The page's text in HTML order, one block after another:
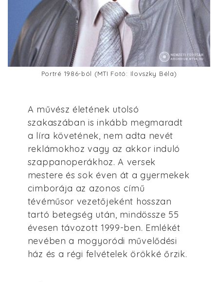
Portré 1986-ból (MTI Fotó: Ilovszky Béla)
A művész életének utolsó
szakaszában is inkább megmaradt
a líra követének, nem adta nevét
reklámokhoz vagy az akkor induló
szappanoperákhoz. A versek
mestere és sok éven át a gyermekek
cimborája az azonos című
tévéműsor vezetőjeként hosszan
tartó betegség után, mindössze 55
évesen távozott 1999-ben. Emlékét
nevében a mogyoródi művelődési
ház és a régi felvételek örökké őrzik.